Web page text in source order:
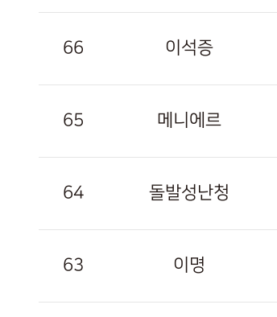
66 이석증
65 메니에르
64 돌발성난청
63 이명